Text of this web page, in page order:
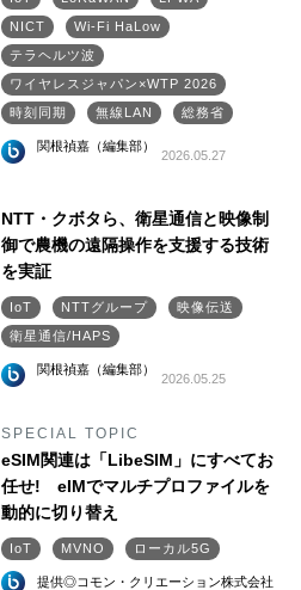
NICT
Wi-Fi HaLow
テラヘルツ波
ワイヤレスジャパン×WTP 2026
時刻同期
無線LAN 総務省
関根禎嘉（編集部）
2026.05.27
NTT・クボタら、衛星通信と映像制
御で農機の遠隔操作を支援する技術
を実証
IoT NTTグループ
映像伝送
衛星通信/HAPS
関根禎嘉（編集部）
2026.05.25
SPECIAL TOPIC
eSIM関連は「LibeSIM」にすべてお
任せ! eIMでマルチプロファイルを
動的に切り替え
IoT MVNO ローカル5G
提供◎コモン・クリエーション株式会社